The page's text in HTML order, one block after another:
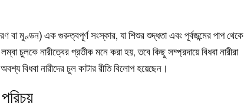
বা মুণ্ডন) এক গুরুত্বপূর্ণ সংস্কার, যা শিশুর শুদ্ধতা এবং পূর্বজন্মের পাপ থেকে
চুলকে নারীত্বের প্রতীক মনে করা হয়, তবে কিছু সম্প্রদায়ে বিধবা নারীরা
বিধবা নারীদের চুল কাটার রীতি বিলোপ হয়েছেন।